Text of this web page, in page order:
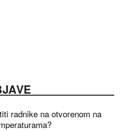
radnike na otvorenom na